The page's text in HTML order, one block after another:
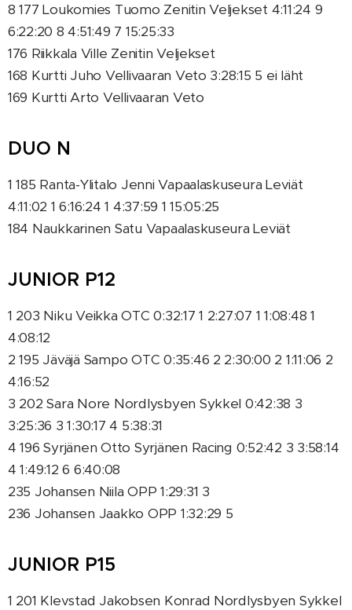
8 177 Loukomies Tuomo Zenitin Veljekset 4:11:24 9
6:22:20 8 4:51:49 7 15:25:33
176 Riikkala Ville Zenitin Veljekset
168 Kurtti Juho Vellivaaran Veto 3:28:15 5 ei läht
169 Kurtti Arto Vellivaaran Veto
DUO N
1 185 Ranta-Ylitalo Jenni Vapaalaskuseura Leviät
4:11:02 1 6:16:24 1 4:37:59 1 15:05:25
184 Naukkarinen Satu Vapaalaskuseura Leviät
JUNIOR P12
1 203 Niku Veikka OTC 0:32:17 1 2:27:07 1 1:08:48 1
4:08:12
2 195 Jäväjä Sampo OTC 0:35:46 2 2:30:00 2 1:11:06 2
4:16:52
3 202 Sara Nore Nordlysbyen Sykkel 0:42:38 3
3:25:36 3 1:30:17 4 5:38:31
4 196 Syrjänen Otto Syrjänen Racing 0:52:42 3 3:58:14
4 1:49:12 6 6:40:08
235 Johansen Niila OPP 1:29:31 3
236 Johansen Jaakko OPP 1:32:29 5
JUNIOR P15
1 201 Klevstad Jakobsen Konrad Nordlysbyen Sykkel